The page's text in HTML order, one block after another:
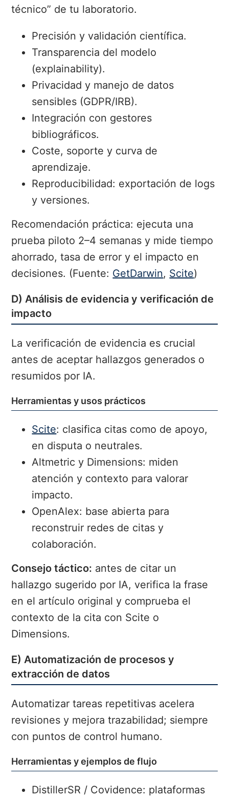
técnico” de tu laboratorio.
Precisión y validación científica.
Transparencia del modelo
(explainability).
Privacidad y manejo de datos
sensibles (GDPR/IRB).
Integración con gestores
bibliográficos.
Coste, soporte y curva de
aprendizaje.
Reproducibilidad: exportación de logs
y versiones.
Recomendación práctica: ejecuta una
prueba piloto 2–4 semanas y mide tiempo
ahorrado, tasa de error y el impacto en
decisiones. (Fuente: GetDarwin, Scite)
D) Análisis de evidencia y verificación de
impacto
La verificación de evidencia es crucial
antes de aceptar hallazgos generados o
resumidos por IA.
Herramientas y usos prácticos
Scite: clasifica citas como de apoyo,
en disputa o neutrales.
Altmetric y Dimensions: miden
atención y contexto para valorar
impacto.
OpenAlex: base abierta para
reconstruir redes de citas y
colaboración.
Consejo táctico: antes de citar un
hallazgo sugerido por IA, verifica la frase
en el artículo original y comprueba el
contexto de la cita con Scite o
Dimensions.
E) Automatización de procesos y
extracción de datos
Automatizar tareas repetitivas acelera
revisiones y mejora trazabilidad; siempre
con puntos de control humano.
Herramientas y ejemplos de flujo
DistillerSR / Covidence: plataformas